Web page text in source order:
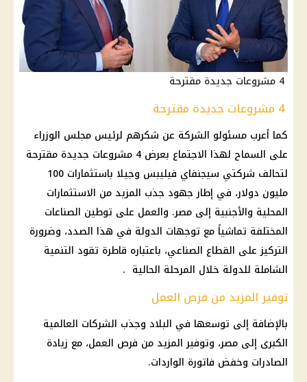
4 مشروعات جديدة مقترحة
كما أعرب مسئولو الشركة عن شكرهم لرئيس مجلس الوزراء
على السماح لهذا الاجتماع بعرض 4 مشروعات جديدة مقترحة
لتحالف شركتي سيجنفاي فيليبس وجيلا باستثمارات 100
مليون دولار، في إطار جهود جذب المزيد من الاستثمارات
المحلية والأجنبية إلى مصر. والعمل على توطين الصناعات
المختلفة تماشياً مع توجهات الدولة في هذا الصدد، وضرورة
التركيز على القطاع الصناعي، باعتباره قاطرة تقود التنمية
الشاملة للدولة خلال المرحلة الحالية .
توفير المزيد من فرص العمل
بالإضافة إلى توسعها في البلاد وجذب الشركات العالمية
الكبرى إلى مصر، وتوفير المزيد من فرص العمل، مع زيادة
الصادرات وخفض فاتورة الواردات.